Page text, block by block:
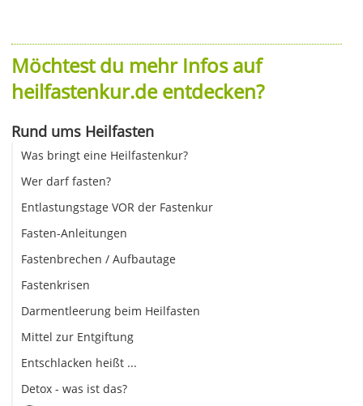
Möchtest du mehr Infos auf
heilfastenkur.de entdecken?
Rund ums Heilfasten
Was bringt eine Heilfastenkur?
Wer darf fasten?
Entlastungstage VOR der Fastenkur
Fasten-Anleitungen
Fastenbrechen / Aufbautage
Fastenkrisen
Darmentleerung beim Heilfasten
Mittel zur Entgiftung
Entschlacken heißt ...
Detox - was ist das?